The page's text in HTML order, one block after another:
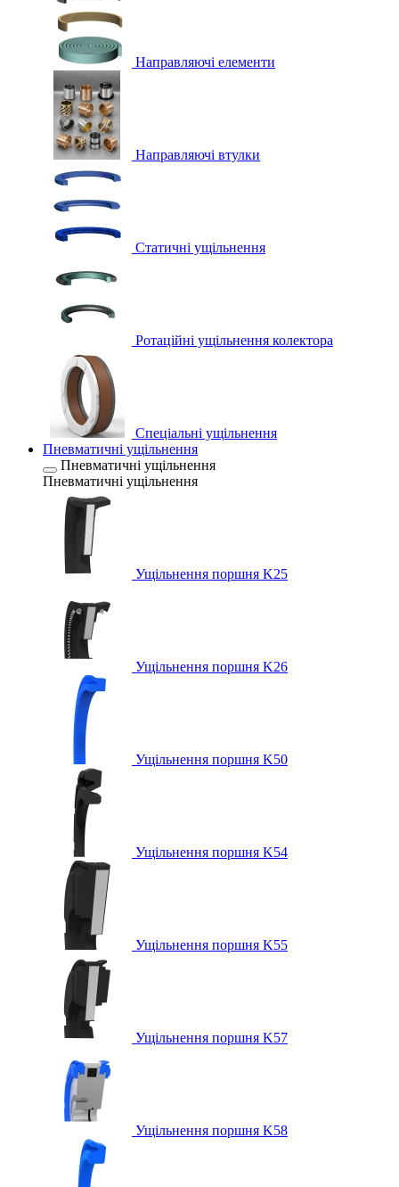
Направляючі елементи
Направляючі втулки
Статичні ущільнення
Ротаційні ущільнення колектора
Спеціальні ущільнення
Пневматичні ущільнення
Пневматичні ущільнення
Пневматичні ущільнення
Ущільнення поршня K25
Ущільнення поршня K26
Ущільнення поршня K50
Ущільнення поршня K54
Ущільнення поршня K55
Ущільнення поршня K57
Ущільнення поршня K58